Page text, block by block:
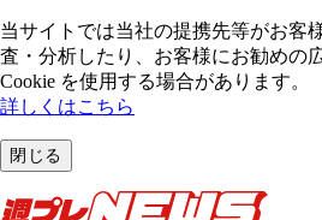
当サイトでは当社の提携先等がお客
査・分析したり、お客様にお勧めの
Cookie を使⽤する場合があります。
詳しくはこちら
閉じる